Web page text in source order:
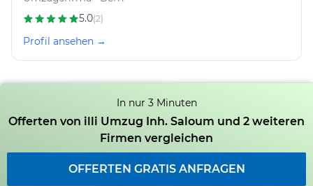
5.0(2)
Profil ansehen →
In nur 3 Minuten
Offerten von illi Umzug Inh. Saloum und 2 weiteren
Firmen vergleichen
OFFERTEN GRATIS ANFRAGEN